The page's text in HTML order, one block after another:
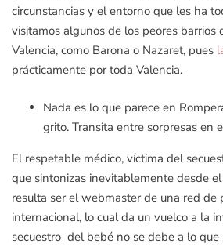
circunstancias y el entorno que les ha
visitamos algunos de los peores barrios
Valencia, como Barona o Nazaret, pues
prácticamente por toda Valencia.
Nada es lo que parece en
grito. Transita entre sorpresas en
El respetable médico, víctima del
que sintonizas inevitablemente desde
resulta ser el webmaster de una red
internacional, lo cual da un vuelco a la
secuestro del bebé no se debe a lo